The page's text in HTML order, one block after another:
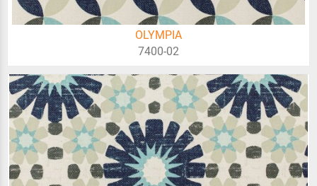
OLYMPIA
7400-02